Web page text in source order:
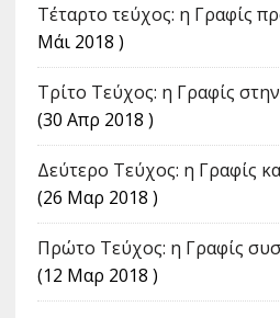
Τέταρτο τεύχος: η Γραφίς
Μάι 2018 )
Tρίτο Τεύχος: η Γραφίς
(30 Απρ 2018 )
Δεύτερο Τεύχος: η Γραφίς
(26 Μαρ 2018 )
Πρώτο Τεύχος: η Γραφίς
(12 Μαρ 2018 )